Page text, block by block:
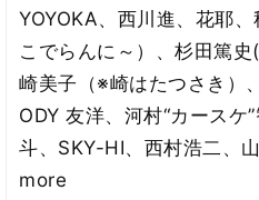
YOYOKA、西川進、花耶
こでらんに～）、杉田篤
崎美子（※崎はたつさき）
ODY 友洋、河村“カースケ
斗、SKY-HI、西村浩二、
more